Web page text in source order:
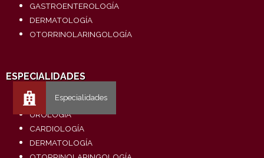
GASTROENTEROLOGÍA
DERMATOLOGÍA
OTORRINOLARINGOLOGÍA
ESPECIALIDADES
TRAUMATOLOGÍA
UROLOGÍA
CARDIOLOGÍA
DERMATOLOGÍA